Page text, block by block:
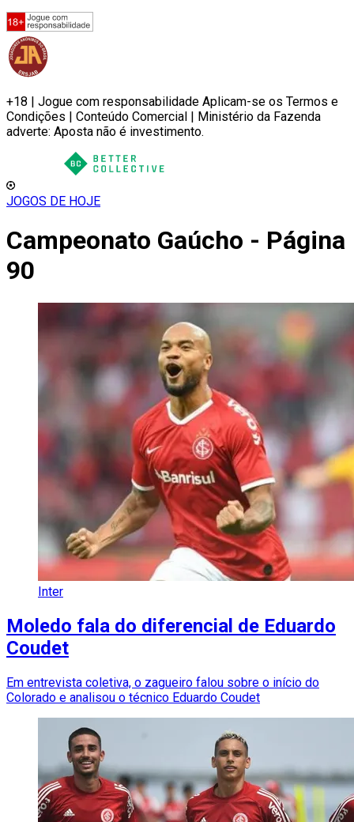
+18 | Jogue com responsabilidade Aplicam-se os Termos e
Condições | Conteúdo Comercial | Ministério da Fazenda
adverte: Aposta não é investimento.
JOGOS DE HOJE
Campeonato Gaúcho - Página
90
Inter
Moledo fala do diferencial de Eduardo
Coudet
Em entrevista coletiva, o zagueiro falou sobre o início do
Colorado e analisou o técnico Eduardo Coudet